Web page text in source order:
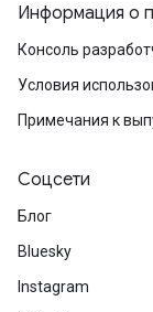
Информация о
Консоль
Условия
Примечания к
Соцсети
Блог
Bluesky
Instagram